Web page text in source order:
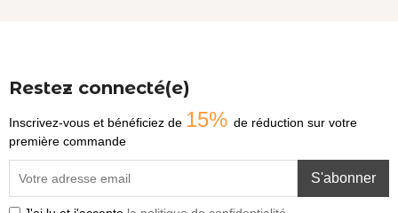
Restez connecté(e)
Inscrivez-vous et bénéficiez de 15% de réduction sur votre
première commande
S'abonner